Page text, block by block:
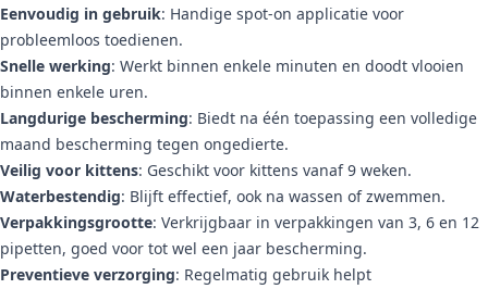
Eenvoudig in gebruik: Handige spot-on applicatie voor
probleemloos toedienen.
Snelle werking: Werkt binnen enkele minuten en doodt vlooien
binnen enkele uren.
Langdurige bescherming: Biedt na één toepassing een volledige
maand bescherming tegen ongedierte.
Veilig voor kittens: Geschikt voor kittens vanaf 9 weken.
Waterbestendig: Blijft effectief, ook na wassen of zwemmen.
Verpakkingsgrootte: Verkrijgbaar in verpakkingen van 3, 6 en 12
pipetten, goed voor tot wel een jaar bescherming.
Preventieve verzorging: Regelmatig gebruik helpt